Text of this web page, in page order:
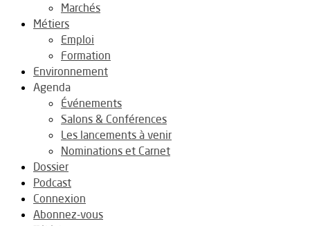
Marchés
Métiers
Emploi
Formation
Environnement
Agenda
Événements
Salons & Conférences
Les lancements à venir
Nominations et Carnet
Dossier
Podcast
Connexion
Abonnez-vous